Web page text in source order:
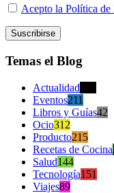
Acepto la Política
Temas el Blog
Actualidad
Eventos211
Libros y Guías42
Ocio312
Producto215
Recetas de Cocina
Salud144
Tecnología151
Viajes89